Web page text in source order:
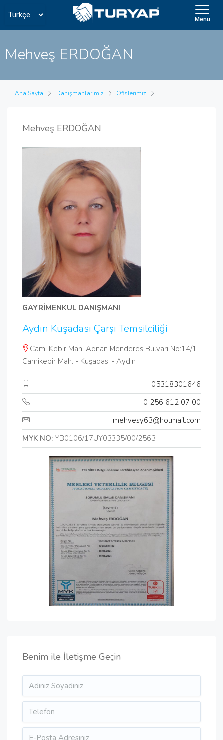
Menü
Mehveş ERDOĞAN
Ana Sayfa Danışmanlarımız Ofislerimiz
Mehveş ERDOĞAN
GAYRİMENKUL DANIŞMANI
Aydın Kuşadası Çarşı Temsilciliği
Cami Kebir Mah. Adnan Menderes Bulvarı No:14/1-
Camikebir Mah. - Kuşadası - Aydın
05318301646
0 256 612 07 00
mehvesy63@hotmail.com
MYK NO: YB0106/17UY03335/00/2563
Benim ile İletişme Geçin